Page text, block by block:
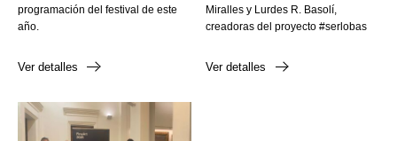
programación del festival de este
año.
Ver detalles
Miralles y Lurdes R. Basolí,
creadoras del proyecto #serlobas
Ver detalles